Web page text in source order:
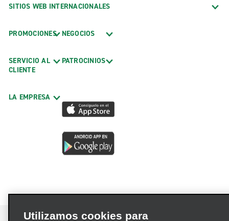
SITIOS WEB INTERNACIONALES
PROMOCIONES
SERVICIO AL
CLIENTE
LA EMPRESA
NEGOCIOS
PATROCINIOS
Utilizamos cookies para